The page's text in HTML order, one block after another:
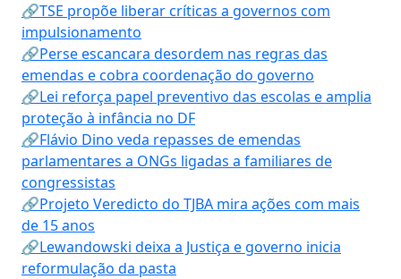
🔗TSE propõe liberar críticas a governos com
impulsionamento
🔗Perse escancara desordem nas regras das
emendas e cobra coordenação do governo
🔗Lei reforça papel preventivo das escolas e amplia
proteção à infância no DF
🔗Flávio Dino veda repasses de emendas
parlamentares a ONGs ligadas a familiares de
congressistas
🔗Projeto Veredicto do TJBA mira ações com mais
de 15 anos
🔗Lewandowski deixa a Justiça e governo inicia
reformulação da pasta